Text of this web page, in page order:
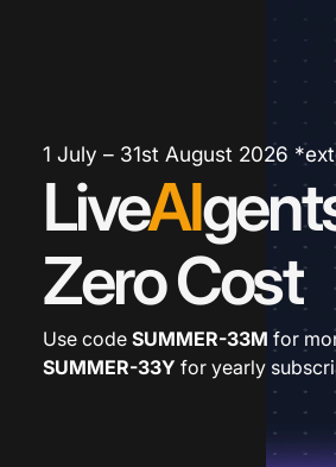
1 July – 31st August 2026
LiveAI
Zero Cost
Use code SUMMER-33M for
SUMMER-33Y for yearly